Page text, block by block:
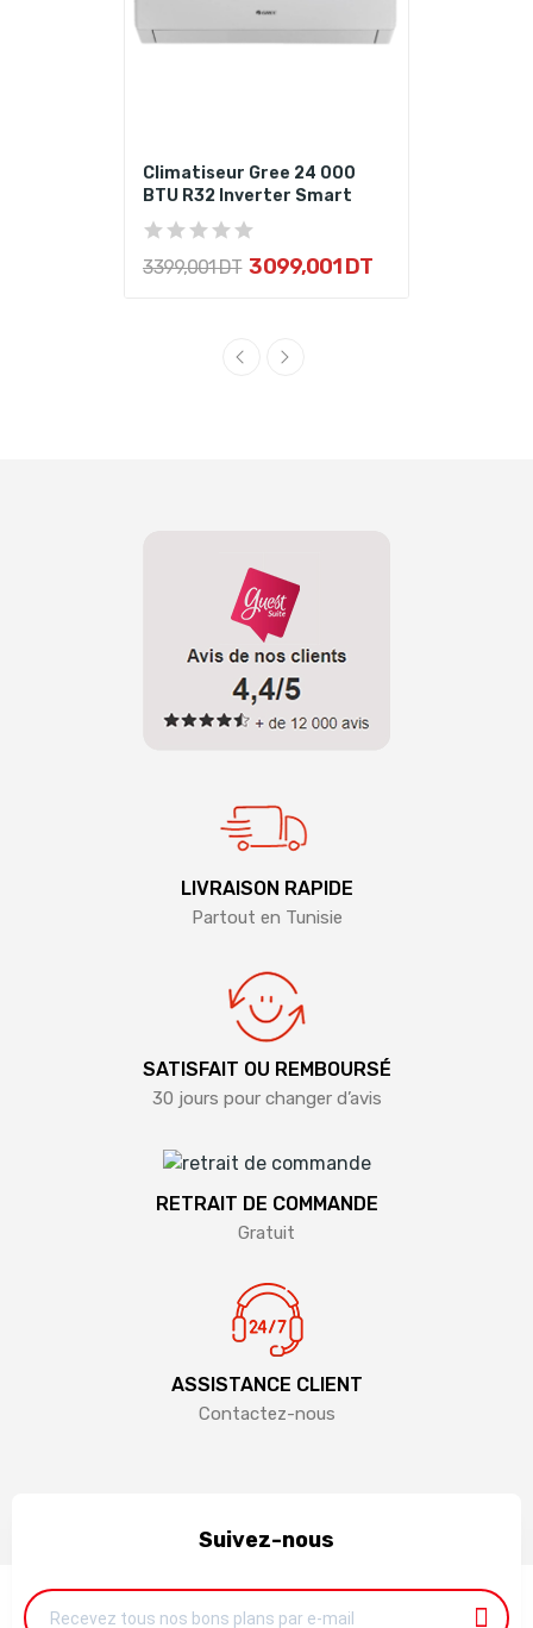
Climatiseur Gree 24 000
BTU R32 Inverter Smart
3 399,001 DT 3 099,001 DT
LIVRAISON RAPIDE
Partout en Tunisie
SATISFAIT OU REMBOURSÉ
30 jours pour changer d’avis
RETRAIT DE COMMANDE
Gratuit
ASSISTANCE CLIENT
Contactez-nous
Suivez-nous